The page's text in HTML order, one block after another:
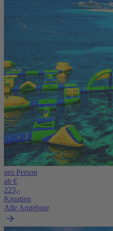
pro Person
ab €
223,-
Kroatien
Alle Angebote